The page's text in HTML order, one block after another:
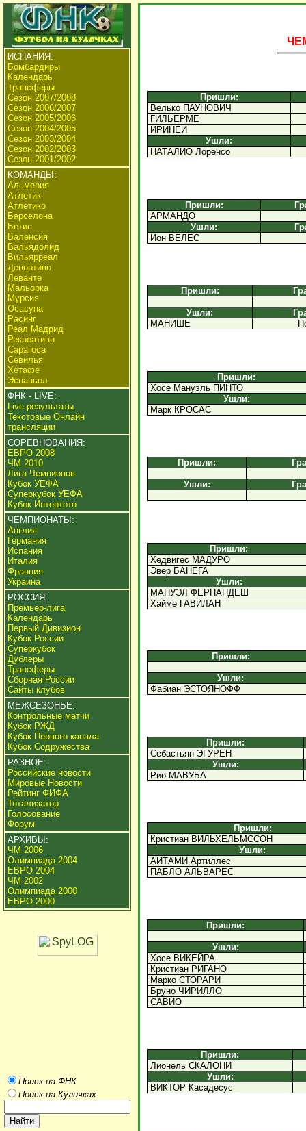
ИСПАНИЯ:
Бомбардиры
Календарь
Трансферы
Сезон 2007/2008
Сезон 2006/2007
Сезон 2005/2006
Сезон 2004/2005
Сезон 2003/2004
Сезон 2002/2003
Сезон 2001/2002
КОМАНДЫ:
Альмерия
Атлетик
Атлетико
Барселона
Бетис
Валенсия
Вальядолид
Вильярреал
Депортиво
Леванте
Мальорка
Мурсия
Осасуна
Расинг
Реал Мадрид
Рекреативо
Сарагоса
Севилья
Хетафе
Эспаньол
ФНК - LIVE:
Live-результаты
Текстовые Онлайн
трансляции
СОРЕВНОВАНИЯ:
ЕВРО 2008
ЧМ 2010
Лига Чемпионов
Кубок УЕФА
Суперкубок УЕФА
Кубок Интертото
ЧЕМПИОНАТЫ:
Англия
Германия
Испания
Италия
Франция
Украина
РОССИЯ:
Премьер-лига
Календарь
Первый Дивизион
Кубок России
Суперкубок
Дублеры
Трансферы
Сборная России
Сайты клубов
МЕЖСЕЗОНЬЕ:
Контрольные матчи
Кубок РЖД
Кубок Первого канала
Кубок Содружества
РАЗНОЕ:
Российские новости
Мировые Новости
Рейтинг ФИФА
Тотализатор
Голосование
Форум
АРХИВЫ:
ЧМ 2006
Олимпиада 2004
ЕВРО 2004
ЧМ 2002
Олимпиада 2000
ЕВРО 2000
Поиск на ФНК
Поиск на Куличках
Пришли:
Велько ПАУНОВИЧ
ГИЛЬЕРМЕ
ИРИНЕЙ
Ушли:
НАТАЛИО Лоренсо
Пришли:
АРМАНДО
Ушли:
Ион ВЕЛЕС
Пришли:
Ушли:
МАНИШЕ
Пришли:
Хосе Мануэль ПИНТО
Ушли:
Марк КРОСАС
Пришли:
Ушли:
Пришли:
Хедвигес МАДУРО
Эвер БАНЕГА
Ушли:
МАНУЭЛ ФЕРНАНДЕШ
Хайме ГАВИЛАН
Пришли:
Ушли:
Фабиан ЭСТОЯНОФФ
Пришли:
Себастьян ЭГУРЕН
Ушли:
Рио МАВУБА
Пришли:
Кристиан ВИЛЬХЕЛЬМССОН
Ушли:
АЙТАМИ Артиллес
ПАБЛО АЛЬВАРЕС
Пришли:
Ушли:
Хосе ВИКЕЙРА
Кристиан РИГАНО
Марко СТОРАРИ
Бруно ЧИРИЛЛО
САВИО
Пришли:
Лионель СКАЛОНИ
Ушли:
ВИКТОР Касадесус